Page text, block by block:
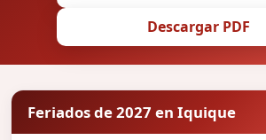
Descargar PDF
Feriados de 2027 en Iquique